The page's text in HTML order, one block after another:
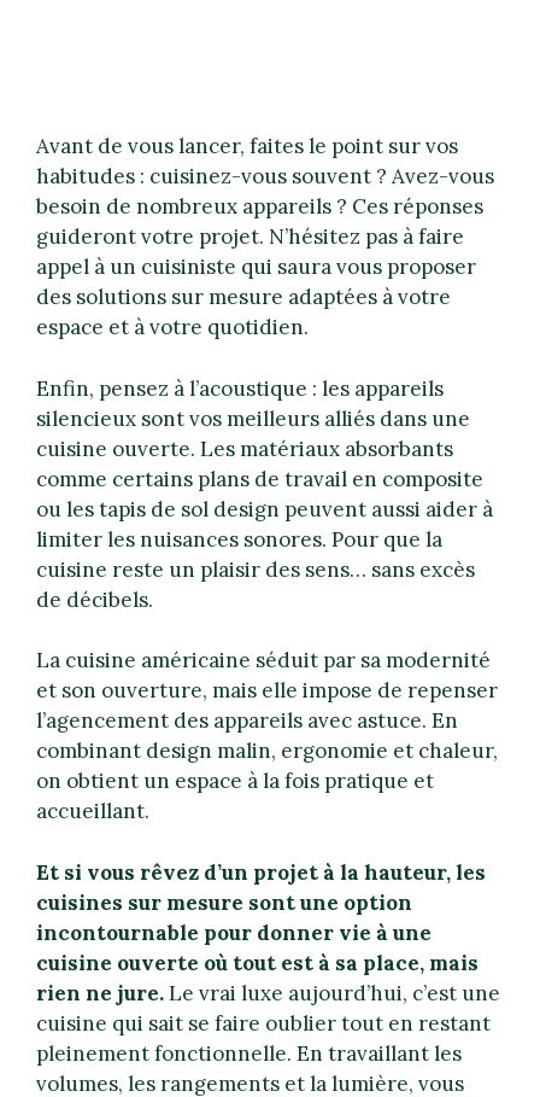
Avant de vous lancer, faites le point sur vos
habitudes : cuisinez-vous souvent ? Avez-vous
besoin de nombreux appareils ? Ces réponses
guideront votre projet. N’hésitez pas à faire
appel à un cuisiniste qui saura vous proposer
des solutions sur mesure adaptées à votre
espace et à votre quotidien.
Enfin, pensez à l’acoustique : les appareils
silencieux sont vos meilleurs alliés dans une
cuisine ouverte. Les matériaux absorbants
comme certains plans de travail en composite
ou les tapis de sol design peuvent aussi aider à
limiter les nuisances sonores. Pour que la
cuisine reste un plaisir des sens… sans excès
de décibels.
La cuisine américaine séduit par sa modernité
et son ouverture, mais elle impose de repenser
l’agencement des appareils avec astuce. En
combinant design malin, ergonomie et chaleur,
on obtient un espace à la fois pratique et
accueillant.
Et si vous rêvez d’un projet à la hauteur, les
cuisines sur mesure sont une option
incontournable pour donner vie à une
cuisine ouverte où tout est à sa place, mais
rien ne jure.Le vrai luxe aujourd’hui, c’est une
cuisine qui sait se faire oublier tout en restant
pleinement fonctionnelle. En travaillant les
volumes, les rangements et la lumière, vous